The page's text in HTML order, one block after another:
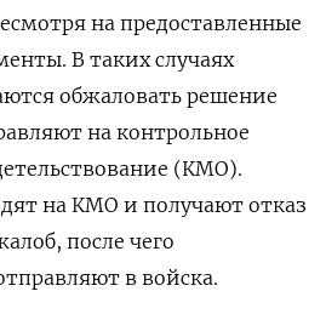
на предоставленные
В таких случаях
обжаловать решение
на контрольное
(КМО).
на КМО и получают отказ
после чего
в войска.